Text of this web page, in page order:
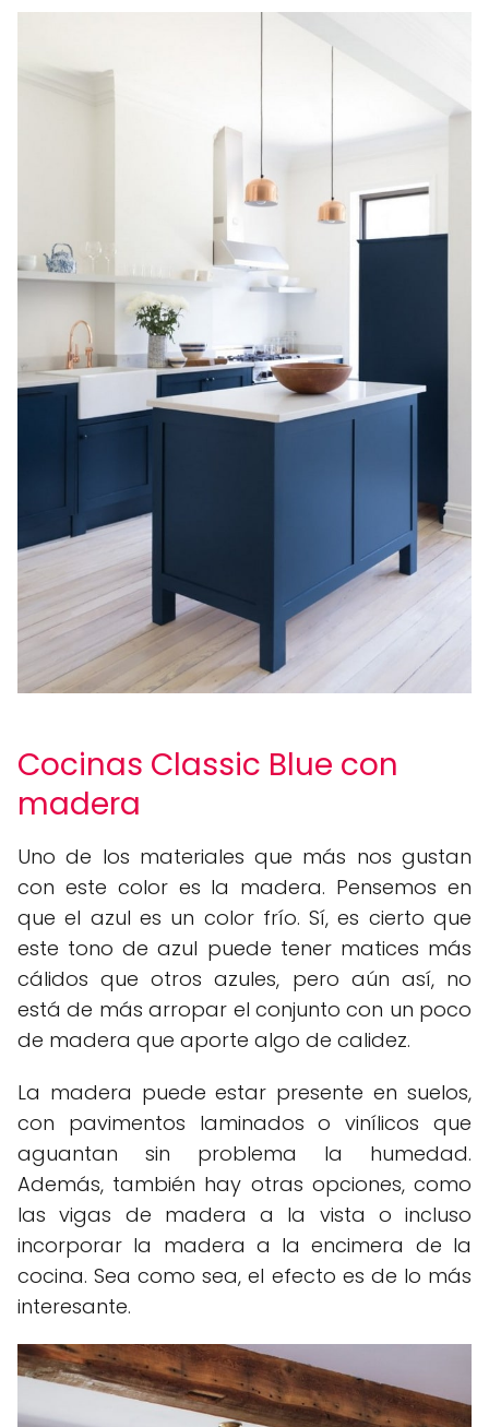
Cocinas Classic Blue con
madera
Uno de los materiales que más nos gustan
con este color es la madera. Pensemos en
que el azul es un color frío. Sí, es cierto que
este tono de azul puede tener matices más
cálidos que otros azules, pero aún así, no
está de más arropar el conjunto con un poco
de madera que aporte algo de calidez.
La madera puede estar presente en suelos,
con pavimentos laminados o vinílicos que
aguantan sin problema la humedad.
Además, también hay otras opciones, como
las vigas de madera a la vista o incluso
incorporar la madera a la encimera de la
cocina. Sea como sea, el efecto es de lo más
interesante.